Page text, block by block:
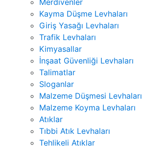
Merdivenler
Kayma Düşme Levhaları
Giriş Yasağı Levhaları
Trafik Levhaları
Kimyasallar
İnşaat Güvenliği Levhaları
Talimatlar
Sloganlar
Malzeme Düşmesi Levhaları
Malzeme Koyma Levhaları
Atıklar
Tıbbi Atık Levhaları
Tehlikeli Atıklar